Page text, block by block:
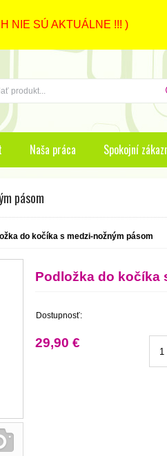
NIE SÚ AKTUÁLNE !!! )
Naša práca Spokojní
pásom
do kočíka s medzi-nožným pásom
Podložka do kočíka
Dostupnosť:
29,90 €